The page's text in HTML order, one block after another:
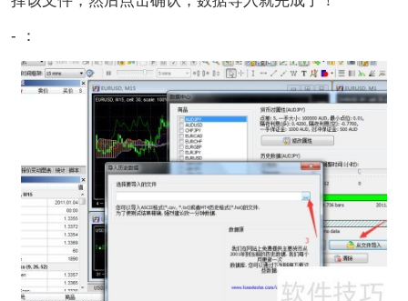
- ：